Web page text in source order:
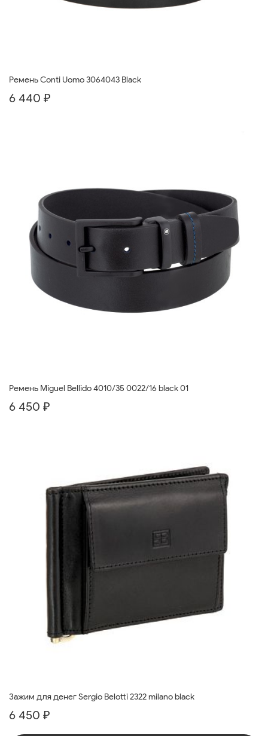
Ремень Conti Uomo 3064043 Black
6 440 ₽
Ремень Miguel Bellido 4010/35 0022/16 black 01
6 450 ₽
Зажим для денег Sergio Belotti 2322 milano black
6 450 ₽